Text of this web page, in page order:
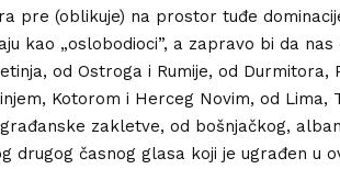
pre (oblikuje) na prostor tuđe
kao „oslobodioci”, a zapravo bi da
od Ostroga i Rumije, od Durmitora,
Kotorom i Herceg Novim, od Lima,
zakletve, od bošnjačkog,
drugog časnog glasa koji je ugrađen u